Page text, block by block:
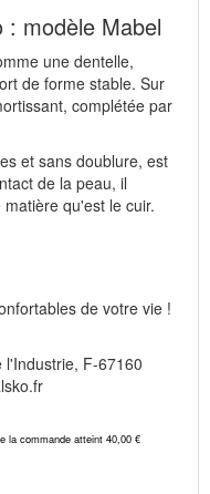
modèle Mabel
une dentelle,
de forme stable. Sur
complétée par
et sans doublure, est
de la peau, il
qu'est le cuir.
de votre vie !
l'Industrie, F-67160
la commande atteint 40,00 €